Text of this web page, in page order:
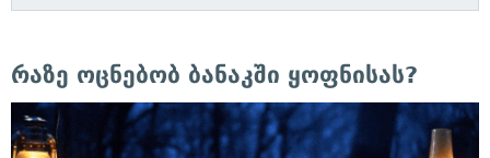
რაზე ოცნებობ ბანაკში ყოფნისას?